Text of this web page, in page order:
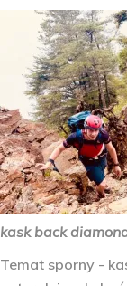
kask back
Temat sporny -